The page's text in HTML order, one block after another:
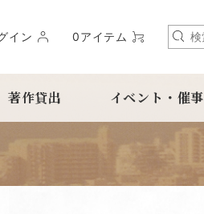
イン 0アイテム
検
著作貸出 イベント・催事